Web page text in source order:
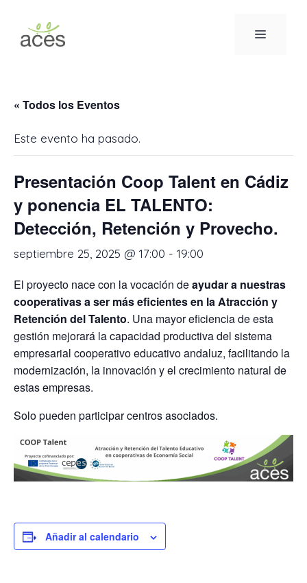
contenido
MENÚ
« Todos los Eventos
Este evento ha pasado.
Presentación Coop Talent en Cádiz
y ponencia EL TALENTO:
Detección, Retención y Provecho.
septiembre 25, 2025 @ 17:00 - 19:00
El proyecto nace con la vocación deayudar a nuestras
cooperativas a ser más eficientes en la Atracción y
Retención del Talento. Una mayor eficiencia de esta
gestión mejorará la capacidad productiva del sistema
empresarial cooperativo educativo andaluz, facilitando la
modernización, la innovación y el crecimiento natural de
estas empresas.
Solo pueden participar centros asociados.
Añadir al calendario